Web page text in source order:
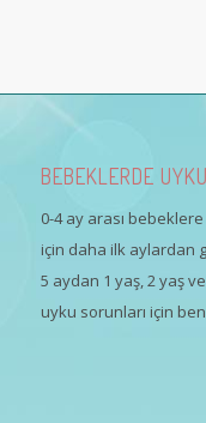
BEBEKLERDE
0-4 ay arası bebeklere
için daha ilk aylardan
5 aydan 1 yaş, 2 yaş
uyku sorunları için